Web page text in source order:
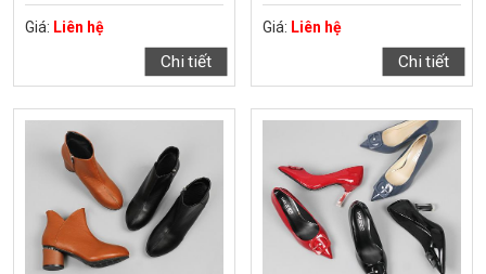
Giá: Liên hệ
Chi tiết
Giá: Liên hệ
Chi tiết